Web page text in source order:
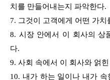
치를 만들어내는지 파악한다.
7. 그것이 고객에게 어떤 가치
8. 시장 안에서 이 회사의 상
다.
9. 사회 속에서 이 회사와 얽
10. 내가 하는 일이나 내가